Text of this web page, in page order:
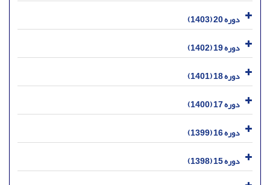
دوره 20 (1403)
دوره 19 (1402)
دوره 18 (1401)
دوره 17 (1400)
دوره 16 (1399)
دوره 15 (1398)